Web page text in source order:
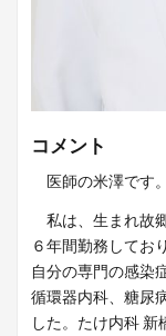
コメント
医師の米澤です。
私は、生まれ故
６年間勤務してお
自分の専門の感染
循環器内科、糖尿
した。たけ内科 新